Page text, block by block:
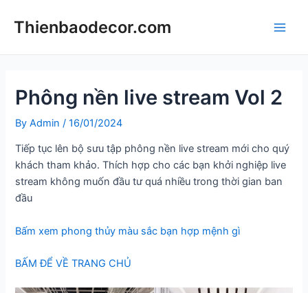
Thienbaodecor.com
Phông nền live stream Vol 2
ByAdmin/16/01/2024
Tiếp tục lên bộ sưu tập phông nền live stream mới cho quý
khách tham khảo. Thích hợp cho các bạn khởi nghiệp live
stream không muốn đầu tư quá nhiều trong thời gian ban
đầu
Bấm xem phong thủy màu sắc bạn hợp mệnh gì
BẤM ĐỂ VỀ TRANG CHỦ